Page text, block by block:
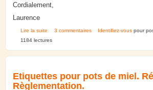
Cordialement,
Laurence
Lire la suite de CANDI
3 commentaires Identifiez-vous pour
1184 lectures
Etiquettes pour pots de miel.
Règlementation.